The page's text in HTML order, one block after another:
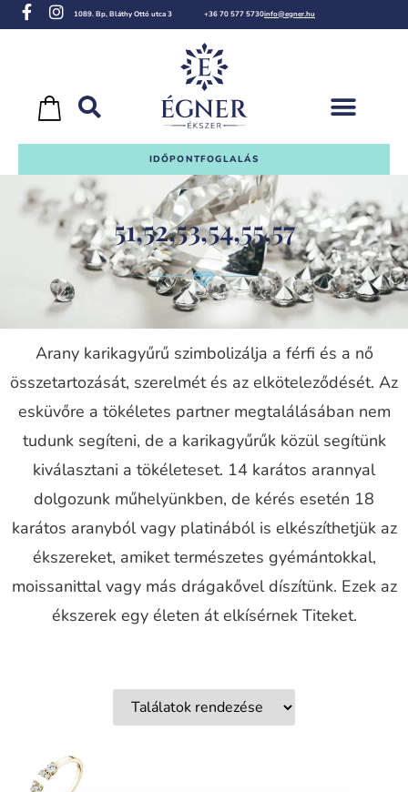
1089. Bp, Bláthy Ottó utca 3 +36 70 577 5730info@egner.hu
IDŐPONTFOGLALÁS
51,52,53,54,55,57
Arany karikagyűrű szimbolizálja a férfi és a nő
összetartozását, szerelmét és az elköteleződését. Az
esküvőre a tökéletes partner megtalálásában nem
tudunk segíteni, de a karikagyűrűk közül segítünk
kiválasztani a tökéleteset. 14 karátos arannyal
dolgozunk műhelyünkben, de kérés esetén 18
karátos aranyból vagy platinából is elkészíthetjük az
ékszereket, amiket természetes gyémántokkal,
moissanittal vagy más drágakővel díszítünk. Ezek az
ékszerek egy életen át elkísérnek Titeket.